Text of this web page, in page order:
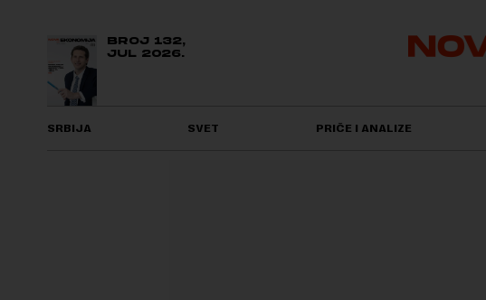
BROJ 132,
JUL 2026.
SRBIJA SVET PRIČE I ANALIZE